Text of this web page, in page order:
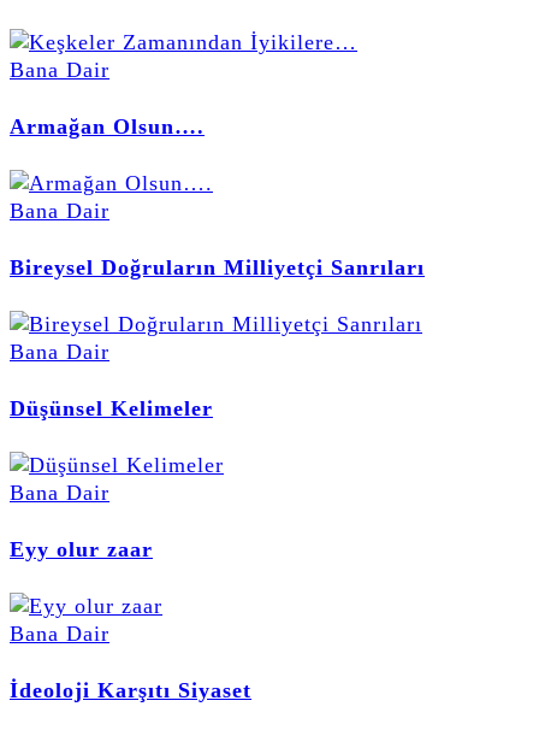
Bana Dair
Armağan Olsun….
Bana Dair
Bireysel Doğruların Milliyetçi Sanrıları
Bana Dair
Düşünsel Kelimeler
Bana Dair
Eyy olur zaar
Bana Dair
İdeoloji Karşıtı Siyaset